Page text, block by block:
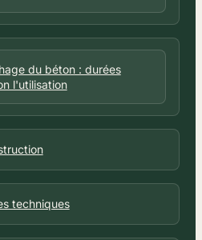
du béton : durées
l'utilisation
techniques